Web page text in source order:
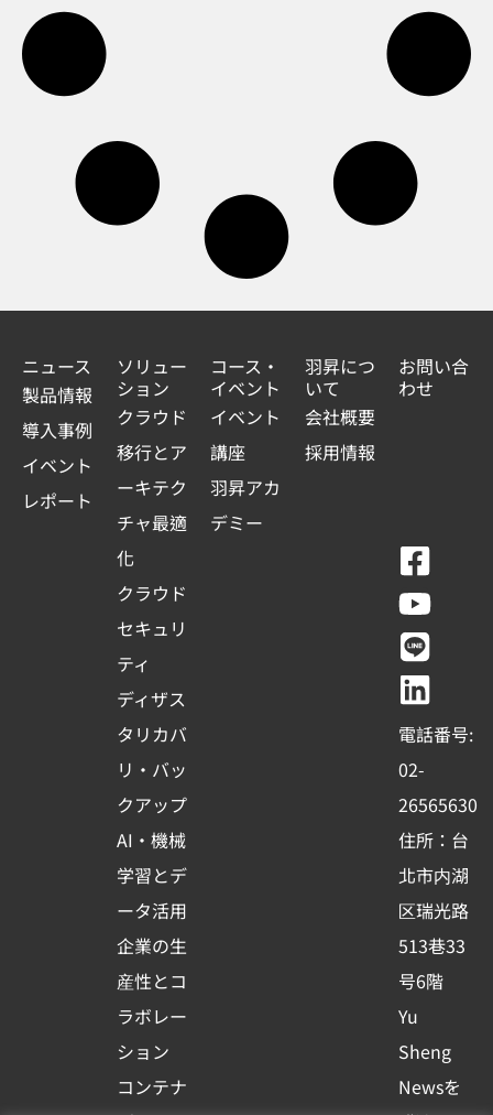
ニュース
製品情報
導入事例
イベント
レポート
ソリュー
ション
クラウド
移行とア
ーキテク
チャ最適
化
クラウド
セキュリ
ティ
ディザス
タリカバ
リ・バッ
クアップ
AI・機械
学習とデ
ータ活用
企業の生
産性とコ
ラボレー
ション
コンテナ
コース・
イベント
イベント
講座
羽昇アカ
デミー
羽昇につ
いて
会社概要
採用情報
お問い合
わせ
F
a
c
e
b
o
o
k
-
s
q
u
a
r
e
Y
o
u
t
u
b
e
L
i
n
e
L
i
n
k
e
d
i
n
電話番号:
02-
26565630
住所：台
北市内湖
区瑞光路
513巷33
号6階
Yu
Sheng
Newsを